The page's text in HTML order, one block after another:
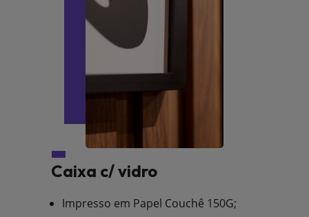
Caixa c/ vidro
Impresso em Papel Couchê 150G;